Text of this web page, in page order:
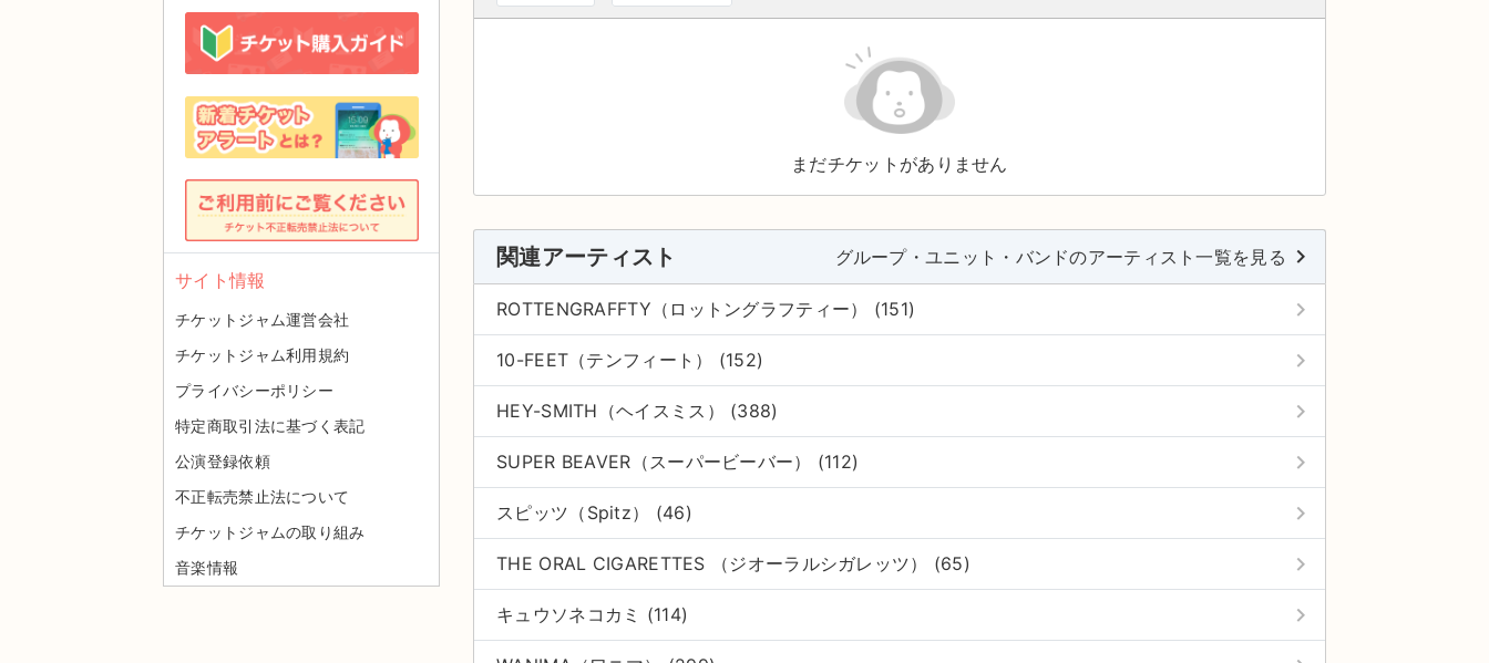
まだチケットがありません
関連アーティスト グループ・ユニット・バンドのアーティスト一覧を見る keyboard_arrow_right
ROTTENGRAFFTY（ロットングラフティー） (151) keyboard_arrow_right
10-FEET（テンフィート） (152) keyboard_arrow_right
HEY-SMITH（ヘイスミス） (388) keyboard_arrow_right
SUPER BEAVER（スーパービーバー） (112) keyboard_arrow_right
スピッツ（Spitz） (46) keyboard_arrow_right
THE ORAL CIGARETTES （ジオーラルシガレッツ） (65) keyboard_arrow_right
キュウソネコカミ (114) keyboard_arrow_right
サイト情報
チケットジャム運営会社
チケットジャム利用規約
プライバシーポリシー
特定商取引法に基づく表記
公演登録依頼
不正転売禁止法について
チケットジャムの取り組み
音楽情報